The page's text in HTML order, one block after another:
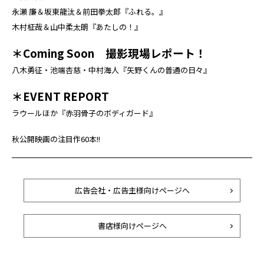
永瀬 廉＆坂東龍汰＆前田拳太郎『ふれる。』
木村柾哉＆山中柔太朗『あたしの！』
＊Coming Soon 撮影現場レポート！
八木勇征・池端杏慈・中村海人『矢野くんの普通の日々』
＊EVENT REPORT
ラウールほか『赤羽骨子のボディガード』
秋公開映画の注目作60本!!
広告会社・広告主様向けページへ
書店様向けページへ